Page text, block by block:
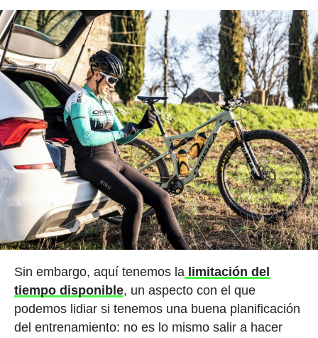
Sin embargo, aquí tenemos lalimitación del
tiempo disponible, un aspecto con el que
podemos lidiar si tenemos una buena planificación
del entrenamiento: no es lo mismo salir a hacer